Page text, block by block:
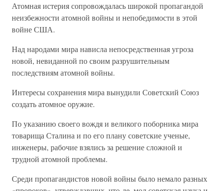
Атомная истерия сопровождалась широкой пропагандой
неизбежности атомной войны и непобедимости в этой
войне США.
Над народами мира нависла непосредственная угроза
новой, невиданной по своим разрушительным
последствиям атомной войны.
Интересы сохранения мира вынудили Советский Союз
создать атомное оружие.
По указанию своего вождя и великого поборника мира
товарища Сталина и по его плану советские ученые,
инженеры, рабочие взялись за решение сложной и
трудной атомной проблемы.
Среди пропагандистов новой войны было немало разных